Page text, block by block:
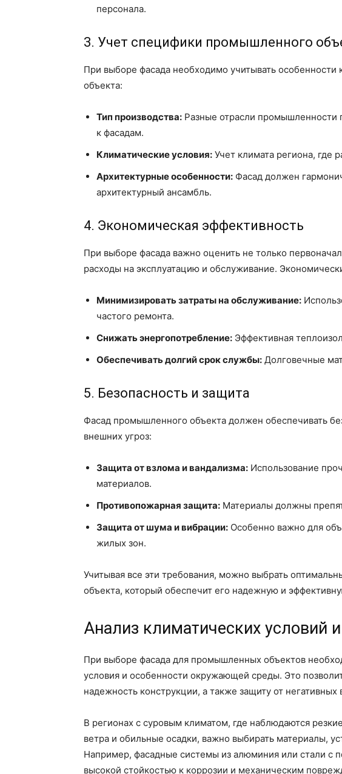
персонала.
3. Учет специфики промышленного
При выборе фасада необходимо учитывать
объекта:
Тип производства: Разные отрасли промышленности
к фасадам.
Климатические условия: Учет климата региона, где
Архитектурные особенности: Фасад должен
архитектурный ансамбль.
4. Экономическая эффективность
При выборе фасада важно оценить не только
расходы на эксплуатацию и обслуживание.
Минимизировать затраты на обслуживание:
частого ремонта.
Снижать энергопотребление: Эффективная
Обеспечивать долгий срок службы: Долговечные
5. Безопасность и защита
Фасад промышленного объекта должен обеспечивать
внешних угроз:
Защита от взлома и вандализма: Использование
материалов.
Противопожарная защита: Материалы должны
Защита от шума и вибрации: Особенно важно для
жилых зон.
Учитывая все эти требования, можно выбрать
объекта, который обеспечит его надежную и
Анализ климатических
При выборе фасада для промышленных объектов
условия и особенности окружающей среды. Это
надежность конструкции, а также защиту от негативных
В регионах с суровым климатом, где наблюдаются
ветра и обильные осадки, важно выбирать материалы,
Например, фасадные системы из алюминия или стали с
высокой стойкостью к коррозии и механическим